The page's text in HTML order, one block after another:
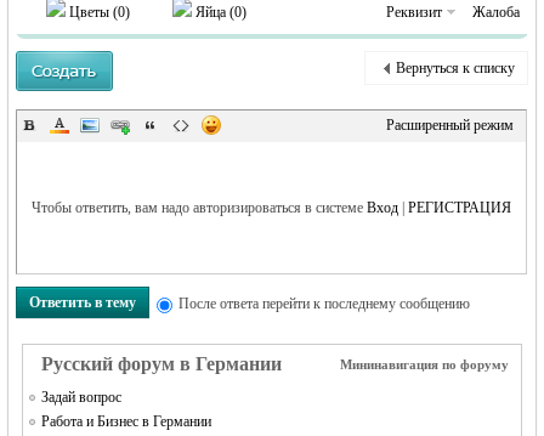
Цветы (0) Яйца (0) Реквизит Жалоба
Вернуться к списку
Расширенный режим
Чтобы ответить, вам надо авторизироваться в системеВход |РЕГИСТРАЦИЯ
Ответить в тему После ответа перейти к последнему сообщению
Русский форум в Германии Мининавигация по форуму
Задай вопрос
Работа и Бизнес в Германии